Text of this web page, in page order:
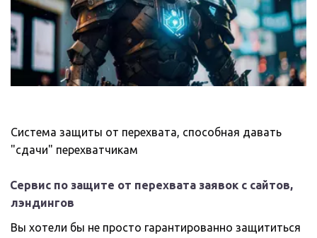
Система защиты от перехвата, способная давать
"сдачи" перехватчикам
Сервис по защите от перехвата заявок с сайтов,
лэндингов
Вы хотели бы не просто гарантированно защититься